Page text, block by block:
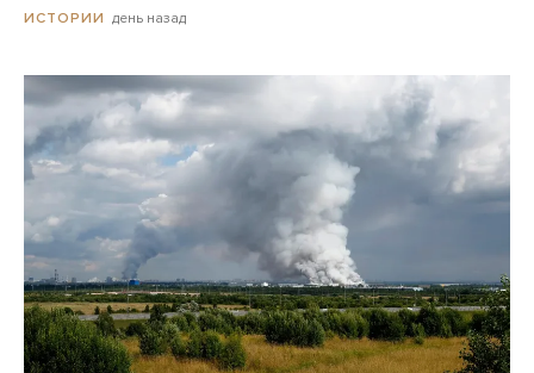
ИСТОРИИ день назад